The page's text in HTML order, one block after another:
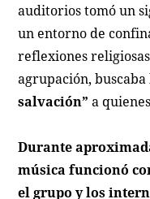
auditorios tomó un
un entorno de
reflexiones
agrupación,
salvación” a
Durante
música funcionó
el grupo y los